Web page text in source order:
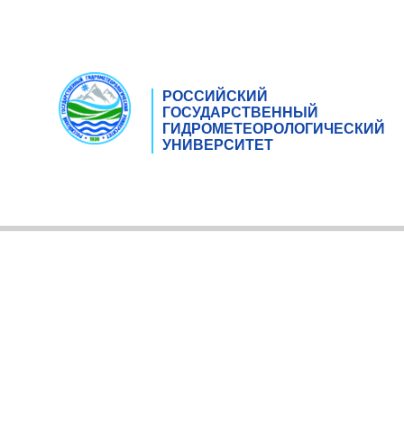
РОССИЙСКИЙ
ГОСУДАРСТВЕННЫЙ
ГИДРОМЕТЕОРОЛОГИЧЕСКИЙ
УНИВЕРСИТЕТ